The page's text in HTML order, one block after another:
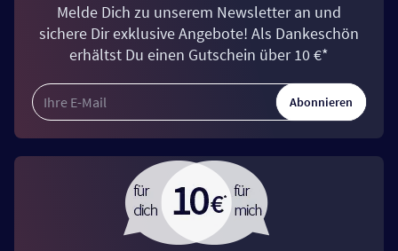
Melde Dich zu unserem Newsletter an und
sichere Dir exklusive Angebote! Als Dankeschön
erhältst Du einen Gutschein über 10 €*
Abonnieren